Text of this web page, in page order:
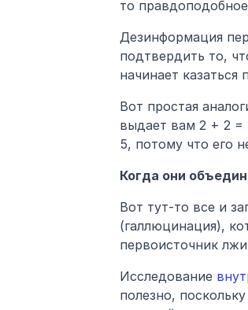
то
Дезинформация
подтвердить то,
начинает казаться
Вот простая
выдает вам 2 + 2
5, потому что его
Когда они
Вот тут-то все и
(галлюцинация),
первоисточник
Исследование
полезно,